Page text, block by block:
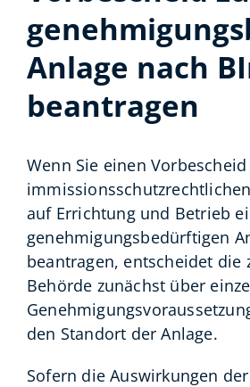
Anlage nach
beantragen
Wenn Sie einen
auf Errichtung und Betrieb
genehmigungsbedürftigen
beantragen, entscheidet die
Behörde zunächst über
den Standort der Anlage.
Sofern die Auswirkungen